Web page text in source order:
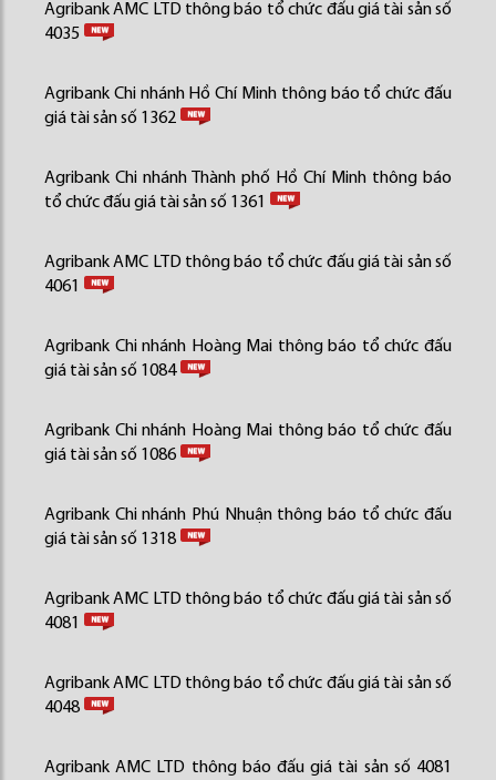
Agribank AMC LTD thông báo tổ chức đấu giá tài sản số
4035
Agribank Chi nhánh Hồ Chí Minh thông báo tổ chức đấu
giá tài sản số 1362
Agribank Chi nhánh Thành phố Hồ Chí Minh thông báo
tổ chức đấu giá tài sản số 1361
Agribank AMC LTD thông báo tổ chức đấu giá tài sản số
4061
Agribank Chi nhánh Hoàng Mai thông báo tổ chức đấu
giá tài sản số 1084
Agribank Chi nhánh Hoàng Mai thông báo tổ chức đấu
giá tài sản số 1086
Agribank Chi nhánh Phú Nhuận thông báo tổ chức đấu
giá tài sản số 1318
Agribank AMC LTD thông báo tổ chức đấu giá tài sản số
4081
Agribank AMC LTD thông báo tổ chức đấu giá tài sản số
4048
Agribank AMC LTD thông báo đấu giá tài sản số 4081